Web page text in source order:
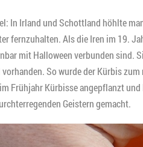
In Irland und Schottland höhlte
fernzuhalten. Als die Iren im 19.
mit Halloween verbunden sind.
So wurde der Kürbis zum
Frühjahr Kürbisse angepflanzt
Geistern gemacht.